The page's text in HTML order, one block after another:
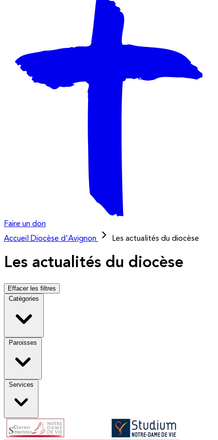
Faire un don
Accueil
Diocèse d'Avignon Les actualités du diocèse
Les actualités du diocèse
Effacer les filtres
Catégories
Paroisses
Services